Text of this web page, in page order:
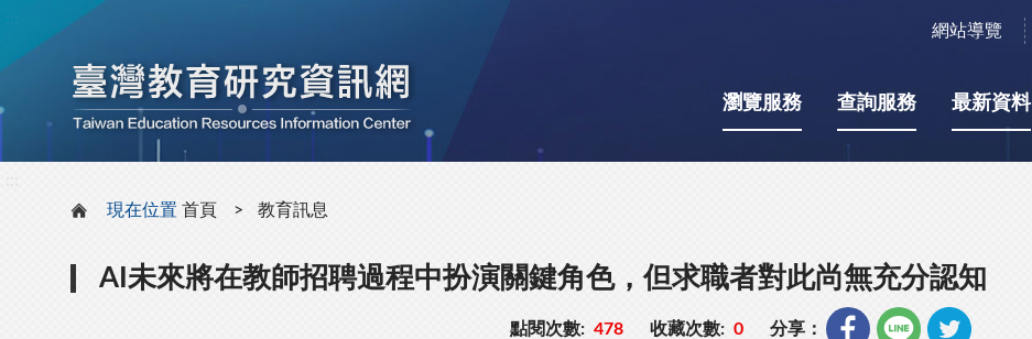
網站導覽
瀏覽服務 查詢服務 最新資料
現在位置 首頁 教育訊息
AI未來將在教師招聘過程中扮演關鍵角色，但求職者對此尚無充分認知
點閱次數: 478 收藏次數: 0 分享：